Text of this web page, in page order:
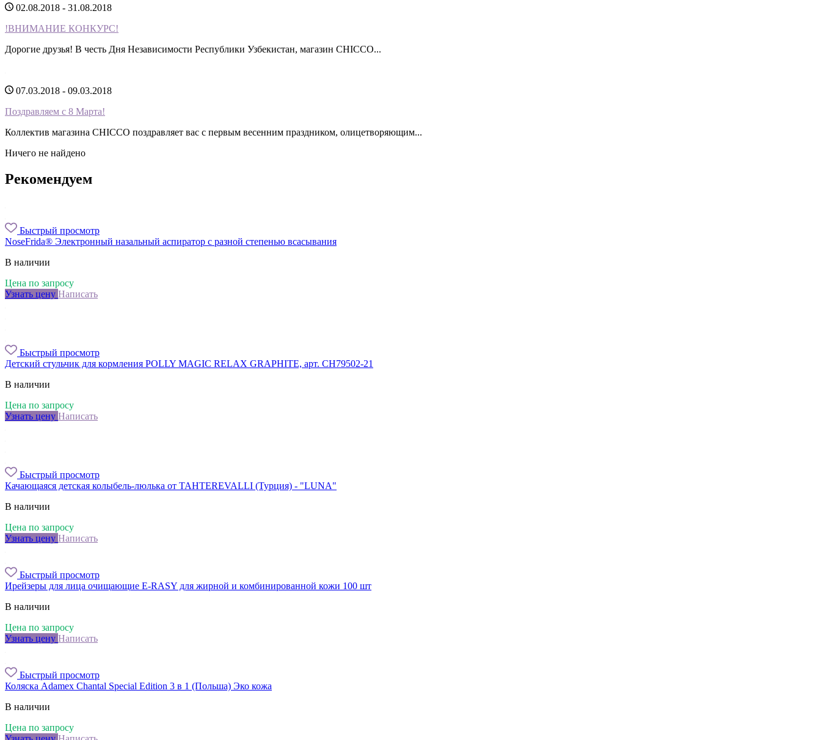
02.08.2018 - 31.08.2018
!ВНИМАНИЕ КОНКУРС!
Дорогие друзья! В честь Дня Независимости Республики Узбекистан, магазин CHICCO...
07.03.2018 - 09.03.2018
Поздравляем с 8 Марта!
Коллектив магазина CHICCO поздравляет вас с первым весенним праздником, олицетворяющим...
Ничего не найдено
Рекомендуем
Быстрый просмотр
NoseFrida® Электронный назальный аспиратор с разной степенью всасывания
В наличии
Цена по запросу
Узнать цену Написать
Быстрый просмотр
Детский стульчик для кормления POLLY MAGIC RELAX GRAPHITE, арт. CH79502-21
В наличии
Цена по запросу
Узнать цену Написать
Быстрый просмотр
Качающаяся детская колыбель-люлька от TAHTEREVALLI (Турция) - "LUNA"
В наличии
Цена по запросу
Узнать цену Написать
Быстрый просмотр
Ирейзеры для лица очищающие E-RASY для жирной и комбинированной кожи 100 шт
В наличии
Цена по запросу
Узнать цену Написать
Быстрый просмотр
Коляска Adamex Chantal Special Edition 3 в 1 (Польша) Эко кожа
В наличии
Цена по запросу